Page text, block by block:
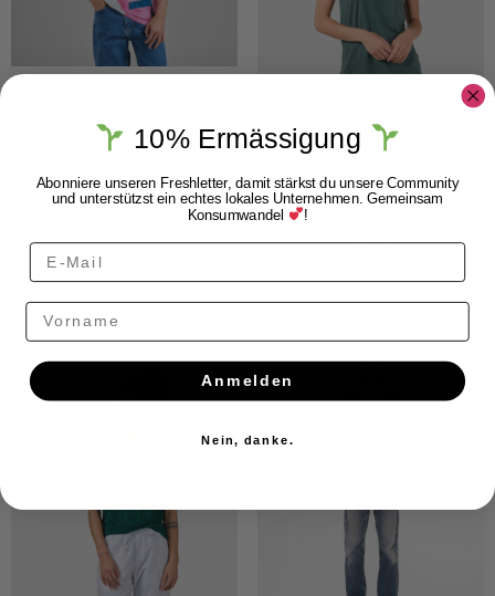
Dedicated T-Shirt
Stockholm
Abstract Block
Multi Color Klitmøller
Klitmøller Shirt
Sigrid Moss Green
10% Ermässigung
Abonniere unseren Freshletter, damit stärkst du unsere Community
und unterstützst ein echtes lokales Unternehmen. Gemeinsam
Konsumwandel !
Vorname
Anmelden
Nein, danke.